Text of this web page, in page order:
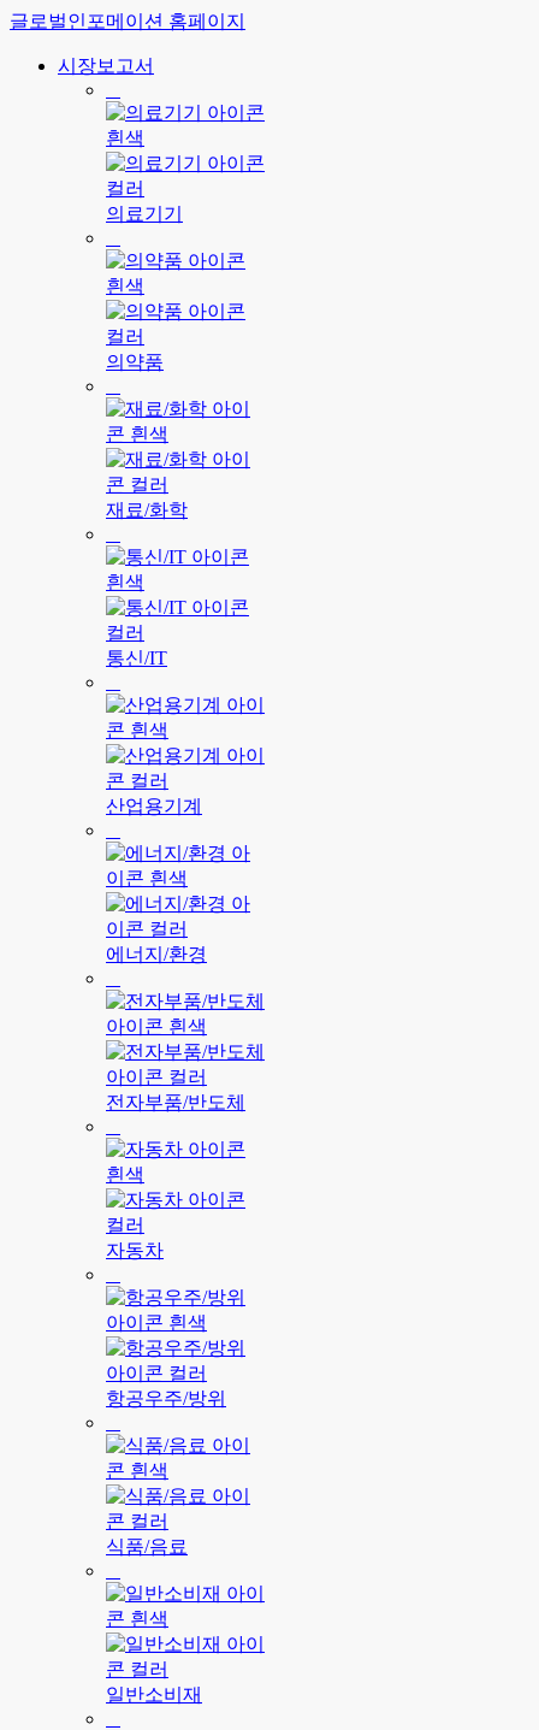
글로벌인포메이션 홈페이지
시장보고서
의료기기
의약품
재료/화학
통신/IT
산업용기계
에너지/환경
전자부품/반도체
자동차
항공우주/방위
식품/음료
일반소비재